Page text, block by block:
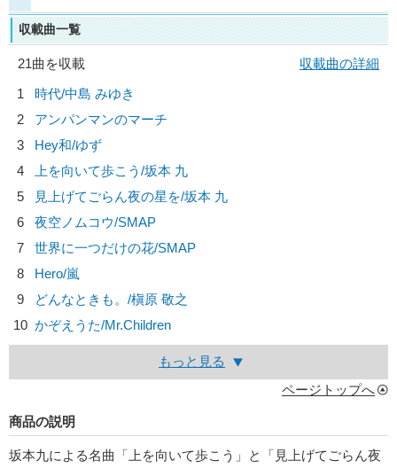
収載曲一覧
21曲を収載
収載曲の詳細
1
時代/中島 みゆき
2
アンパンマンのマーチ
3
Hey和/ゆず
4
上を向いて歩こう/坂本 九
5
見上げてごらん夜の星を/坂本 九
6
夜空ノムコウ/SMAP
7
世界に一つだけの花/SMAP
8
Hero/嵐
9
どんなときも。/槇原 敬之
10 かぞえうた/Mr.Children
もっと見る
ページトップへ
商品の説明
坂本九による名曲「上を向いて歩こう」と「見上げてごらん夜